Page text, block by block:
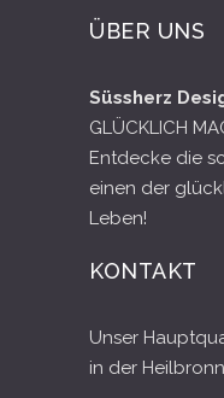
ÜBER UNS
Süssherz
GLÜCKLICH
Entdecke die
einen der
Leben!
KONTAKT
Unser
in der